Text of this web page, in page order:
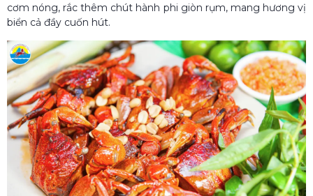
cơm nóng, rắc thêm chút hành phi giòn rụm, mang hương vị
biển cả đầy cuốn hút.